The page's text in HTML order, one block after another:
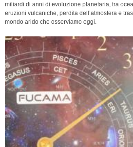
miliardi di anni di evoluzione planetaria, tra
eruzioni vulcaniche, perdita dell’atmosfera e
mondo arido che osserviamo oggi.